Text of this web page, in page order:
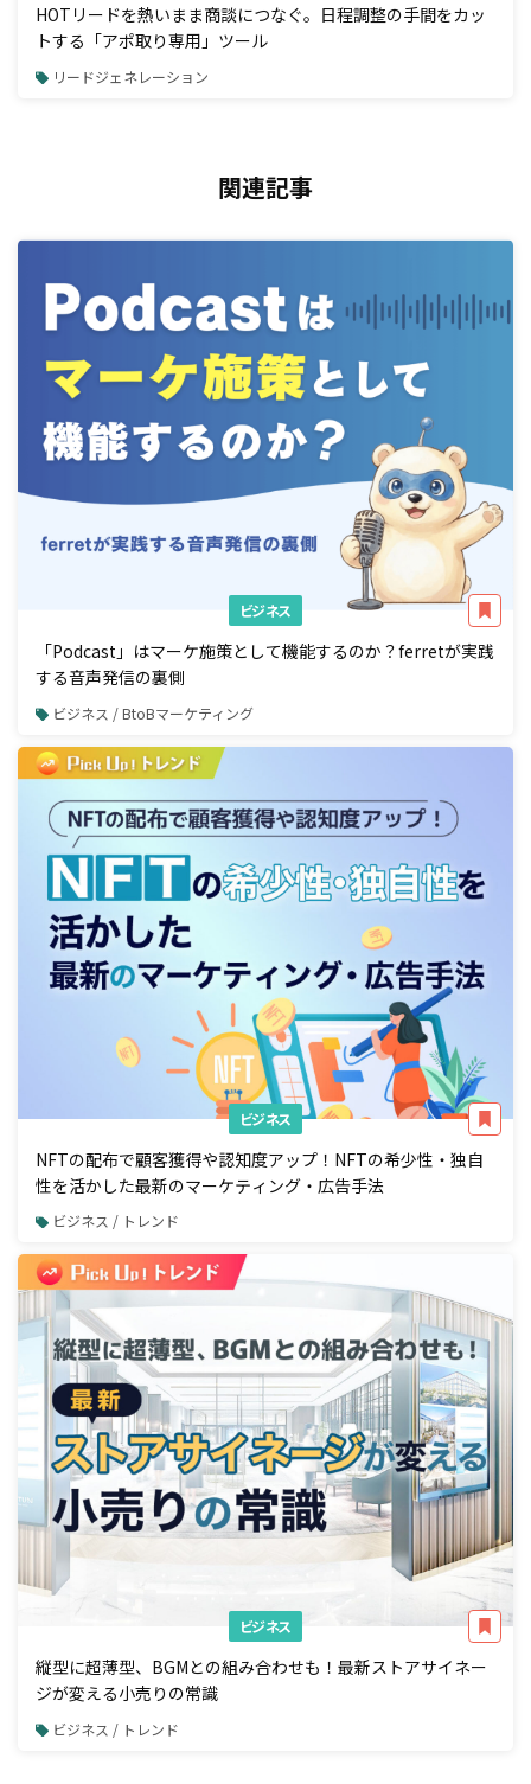
HOTリードを熱いまま商談につなぐ。日程調整の手間をカッ
トする「アポ取り専用」ツール
リードジェネレーション
関連記事
ビジネス
「Podcast」はマーケ施策として機能するのか？ferretが実践
する音声発信の裏側
ビジネス / BtoBマーケティング
ビジネス
NFTの配布で顧客獲得や認知度アップ！NFTの希少性・独自
性を活かした最新のマーケティング・広告手法
ビジネス / トレンド
ビジネス
縦型に超薄型、BGMとの組み合わせも！最新ストアサイネー
ジが変える小売りの常識
ビジネス / トレンド